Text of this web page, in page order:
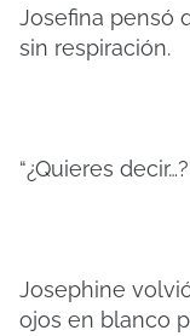
Josefina pensó
sin respiración.
“¿Quieres
Josephine
ojos en blanco